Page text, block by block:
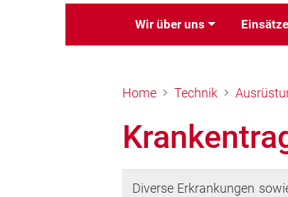
Wir über uns Einsätze
Home Technik
Diverse Erkrankungen